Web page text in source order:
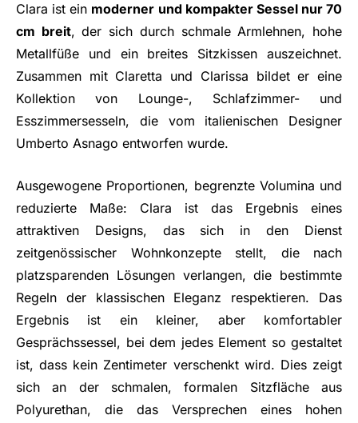
Clara ist ein moderner und kompakter Sessel nur 70
cm breit, der sich durch schmale Armlehnen, hohe
Metallfüße und ein breites Sitzkissen auszeichnet.
Zusammen mit Claretta und Clarissa bildet er eine
Kollektion von Lounge-, Schlafzimmer- und
Esszimmersesseln, die vom italienischen Designer
Umberto Asnago entworfen wurde.
Ausgewogene Proportionen, begrenzte Volumina und
reduzierte Maße: Clara ist das Ergebnis eines
attraktiven Designs, das sich in den Dienst
zeitgenössischer Wohnkonzepte stellt, die nach
platzsparenden Lösungen verlangen, die bestimmte
Regeln der klassischen Eleganz respektieren. Das
Ergebnis ist ein kleiner, aber komfortabler
Gesprächssessel, bei dem jedes Element so gestaltet
ist, dass kein Zentimeter verschenkt wird. Dies zeigt
sich an der schmalen, formalen Sitzfläche aus
Polyurethan, die das Versprechen eines hohen